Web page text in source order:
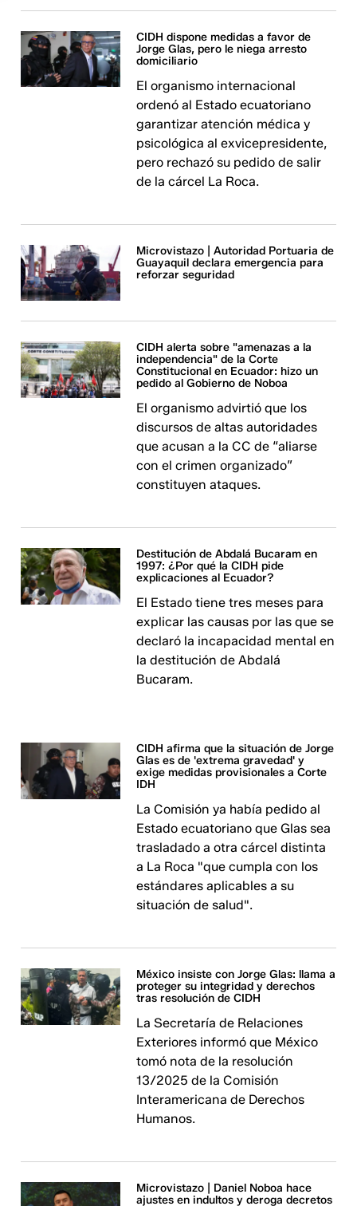
CIDH dispone medidas a favor de
Jorge Glas, pero le niega arresto
domiciliario​​​​​​
El organismo internacional
ordenó al Estado ecuatoriano
garantizar atención médica y
psicológica al exvicepresidente,
pero rechazó su pedido de salir
de la cárcel La Roca.
Microvistazo | Autoridad Portuaria de
Guayaquil declara emergencia para
reforzar seguridad
CIDH alerta sobre "amenazas a la
independencia" de la Corte
Constitucional en Ecuador: hizo un
pedido al Gobierno de Noboa
El organismo advirtió que los
discursos de altas autoridades
que acusan a la CC de “aliarse
con el crimen organizado”
constituyen ataques.
Destitución de Abdalá Bucaram en
1997: ¿Por qué la CIDH pide
explicaciones al Ecuador?
El Estado tiene tres meses para
explicar las causas por las que se
declaró la incapacidad mental en
la destitución de Abdalá
Bucaram.
CIDH afirma que la situación de Jorge
Glas es de 'extrema gravedad' y
exige medidas provisionales a Corte
IDH
La Comisión ya había pedido al
Estado ecuatoriano que Glas sea
trasladado a otra cárcel distinta
a La Roca "que cumpla con los
estándares aplicables a su
situación de salud".
México insiste con Jorge Glas: llama a
proteger su integridad y derechos
tras resolución de CIDH
La Secretaría de Relaciones
Exteriores informó que México
tomó nota de la resolución
13/2025 de la Comisión
Interamericana de Derechos
Humanos.
Microvistazo | Daniel Noboa hace
ajustes en indultos y deroga decretos